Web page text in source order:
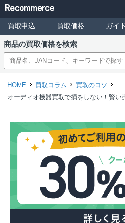
買取申込 買取価格 ガイド
商品の買取価格を検索
HOME 買取コラム
買取のコツ
オーディオ機器買取で損をしない！賢い